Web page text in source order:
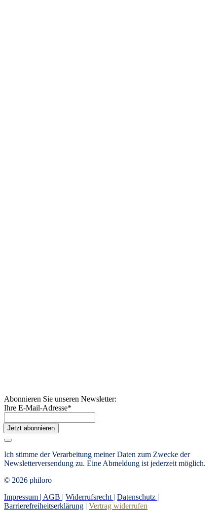
Abonnieren Sie unseren Newsletter:
Ihre E-Mail-Adresse*
Jetzt abonnieren
Ich stimme der Verarbeitung meiner Daten zum Zwecke der
Newsletterversendung zu. Eine Abmeldung ist jederzeit möglich.
© 2026 philoro
Impressum | AGB | Widerrufsrecht | Datenschutz |
Barrierefreiheitserklärung | Vertrag widerrufen